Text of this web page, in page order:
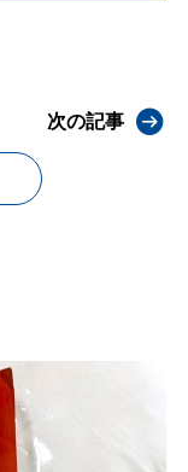
次の記事